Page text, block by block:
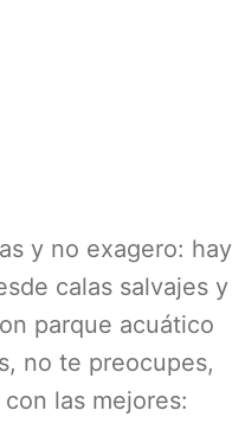
y no exagero: hay
calas salvajes y
parque acuático
no te preocupes,
las mejores: